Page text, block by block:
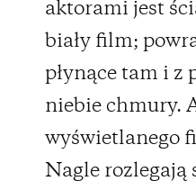
aktorami jest
biały film;
płynące tam i z
niebie chmury.
wyświetlanego
Nagle rozlegają